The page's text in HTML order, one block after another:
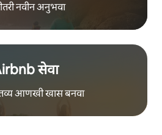
नवीन अनुभवा
सेवा
आणखी खास बनवा